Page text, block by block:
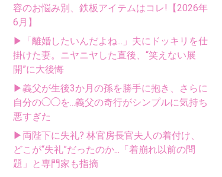
容のお悩み別、鉄板アイテムはコレ!【2026年
6月】
▶「離婚したいんだよね...」夫にドッキリを仕
掛けた妻。ニヤニヤした直後、“笑えない展
開”に大後悔
▶義父が生後3か月の孫を勝手に抱き、さらに
自分の◯◯を...義父の奇行がシンプルに気持ち
悪すぎた
▶両陛下に失礼? 林官房長官夫人の着付け、
どこが“失礼”だったのか...「着崩れ以前の問
題」と専門家も指摘